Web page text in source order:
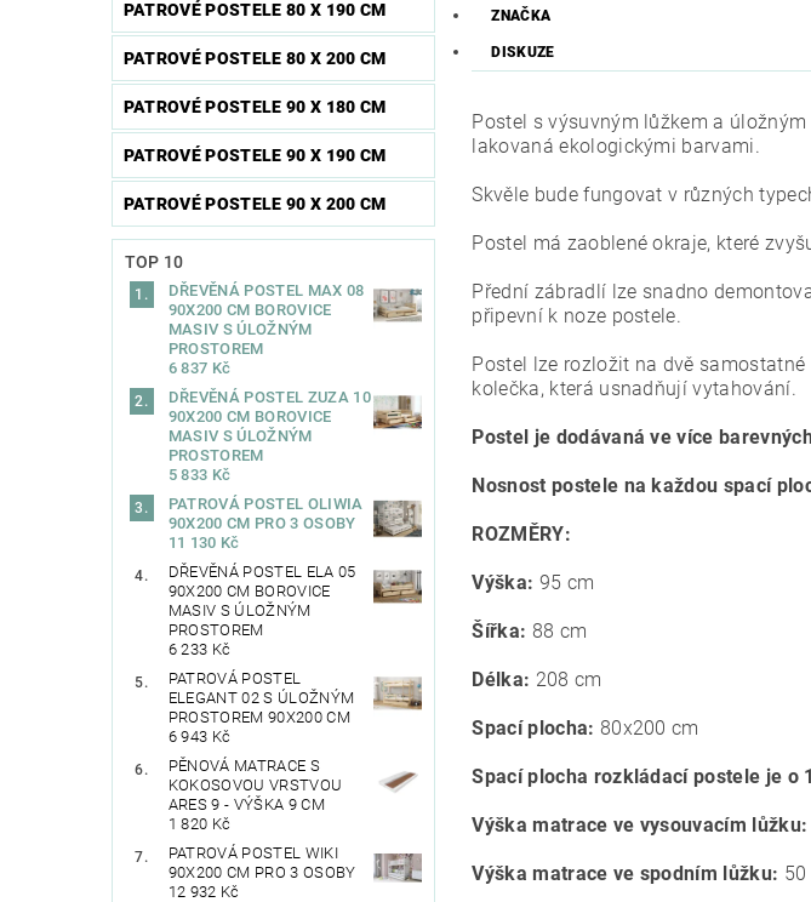
PATROVÉ POSTELE 80 X 190 CM
PATROVÉ POSTELE 80 X 200 CM
PATROVÉ POSTELE 90 X 180 CM
PATROVÉ POSTELE 90 X 190 CM
PATROVÉ POSTELE 90 X 200 CM
TOP 10
DŘEVĚNÁ POSTEL MAX 08
90X200 CM BOROVICE
MASIV S ÚLOŽNÝM
PROSTOREM
6 837 Kč
DŘEVĚNÁ POSTEL ZUZA 10
90X200 CM BOROVICE
MASIV S ÚLOŽNÝM
PROSTOREM
5 833 Kč
PATROVÁ POSTEL OLIWIA
90X200 CM PRO 3 OSOBY
11 130 Kč
DŘEVĚNÁ POSTEL ELA 05
90X200 CM BOROVICE
MASIV S ÚLOŽNÝM
PROSTOREM
6 233 Kč
PATROVÁ POSTEL
ELEGANT 02 S ÚLOŽNÝM
PROSTOREM 90X200 CM
6 943 Kč
PĚNOVÁ MATRACE S
KOKOSOVOU VRSTVOU
ARES 9 - VÝŠKA 9 CM
1 820 Kč
PATROVÁ POSTEL WIKI
90X200 CM PRO 3 OSOBY
12 932 Kč
ZNAČKA
DISKUZE
Postel s výsuvným lůžkem a
lakovaná ekologickými barvami.
Skvěle bude fungovat v různých
Postel má zaoblené okraje, které
Přední zábradlí lze snadno
připevní k noze postele.
Postel lze rozložit na dvě
kolečka, která usnadňují vytahování.
Postel je dodávaná ve více
Nosnost postele na každou spací
ROZMĚRY:
Výška: 95 cm
Šířka: 88 cm
Délka: 208 cm
Spací plocha: 80x200 cm
Spací plocha rozkládací postele je o
Výška matrace ve vysouvacím lůžku:
Výška matrace ve spodním lůžku: